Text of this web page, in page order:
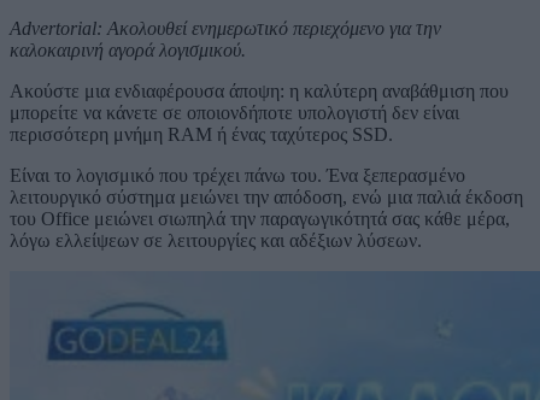
Advertorial: Ακολουθεί ενημερωτικό περιεχόμενο για την
καλοκαιρινή αγορά λογισμικού.
Ακούστε μια ενδιαφέρουσα άποψη: η καλύτερη αναβάθμιση που
μπορείτε να κάνετε σε οποιονδήποτε υπολογιστή δεν είναι
περισσότερη μνήμη RAM ή ένας ταχύτερος SSD.
Είναι το λογισμικό που τρέχει πάνω του. Ένα ξεπερασμένο
λειτουργικό σύστημα μειώνει την απόδοση, ενώ μια παλιά έκδοση
του Office μειώνει σιωπηλά την παραγωγικότητά σας κάθε μέρα,
λόγω ελλείψεων σε λειτουργίες και αδέξιων λύσεων.